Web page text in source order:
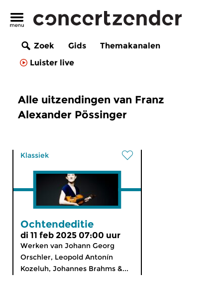
Zoek Gids
Themakanalen
Luister live
Alle uitzendingen van Franz
Alexander Pössinger
Klassiek
Ochtendeditie
di 11 feb 2025 07:00 uur
Werken van Johann Georg
Orschler, Leopold Antonín
Kozeluh, Johannes Brahms &...